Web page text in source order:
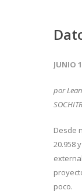
JUNIO
por
Desde
20.958
poco.